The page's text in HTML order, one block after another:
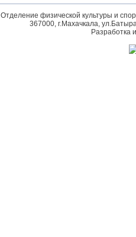
Отделение физической культуры и
367000, г.Махачкала,
Разработка